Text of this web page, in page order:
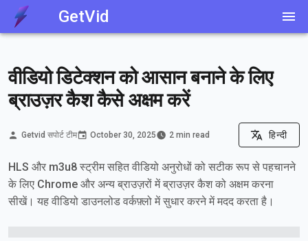
GetVid
वीडियो डिटेक्शन को आसान बनाने के लिए
ब्राउज़र कैश कैसे अक्षम करें
Getvid सपोर्ट टीम October 30, 2025 2 min read हिन्दी
HLS और m3u8 स्ट्रीम सहित वीडियो अनुरोधों को सटीक रूप से पहचानने
के लिए Chrome और अन्य ब्राउज़रों में ब्राउज़र कैश को अक्षम करना
सीखें। यह वीडियो डाउनलोड वर्कफ़्लो में सुधार करने में मदद करता है।